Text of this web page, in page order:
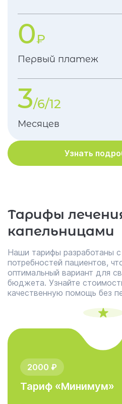
0₽
Первый платеж
3/6/12
Месяцев
Узнать
Тарифы
капельницами
Наши тарифы разработаны
потребностей пациентов,
оптимальный вариант для
бюджета. Узнайте
качественную помощь без
2000 ₽
Тариф «Минимум»